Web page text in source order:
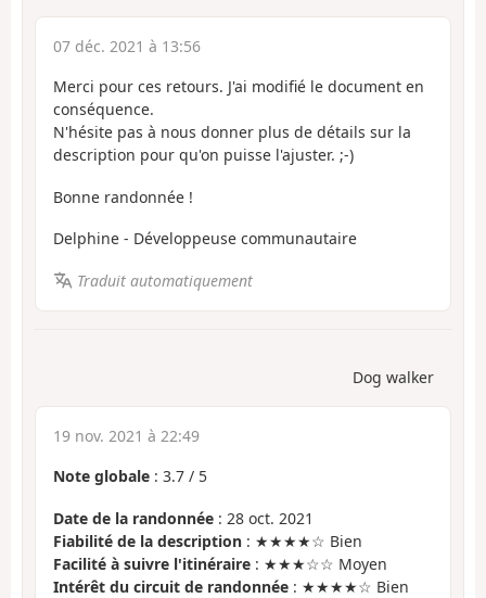
07 déc. 2021 à 13:56
Merci pour ces retours. J'ai modifié le document en
conséquence.
N'hésite pas à nous donner plus de détails sur la
description pour qu'on puisse l'ajuster. ;-)
Bonne randonnée !
Delphine - Développeuse communautaire
Traduit automatiquement
Dog walker
19 nov. 2021 à 22:49
Note globale : 3.7 / 5
Date de la randonnée : 28 oct. 2021
Fiabilité de la description : ★★★★☆ Bien
Facilité à suivre l'itinéraire : ★★★☆☆ Moyen
Intérêt du circuit de randonnée : ★★★★☆ Bien